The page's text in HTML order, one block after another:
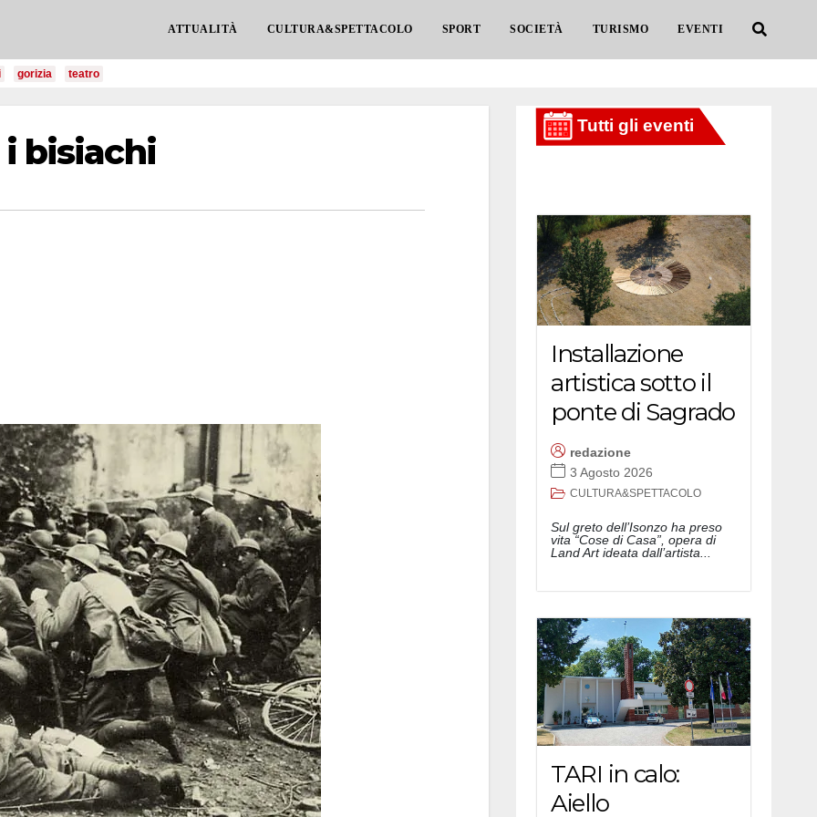
ATTUALITÀ CULTURA&SPETTACOLO SPORT SOCIETÀ TURISMO EVENTI
gorizia teatro
bisiachi
Installazione
artistica sotto il
ponte di Sagrado
redazione
3 Agosto 2026
CULTURA&SPETTACOLO
Sul greto dell’Isonzo ha preso
vita “Cose di Casa”, opera di
Land Art ideata dall’artista...
TARI in calo:
Aiello